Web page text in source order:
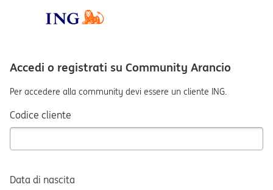
Accedi o registrati su Community Arancio
Per accedere alla community devi essere un cliente ING.
Codice cliente
Data di nascita